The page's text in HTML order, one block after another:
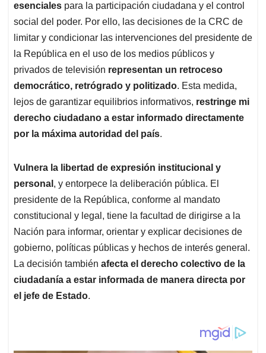
esenciales para la participación ciudadana y el control
social del poder. Por ello, las decisiones de la CRC de
limitar y condicionar las intervenciones del presidente de
la República en el uso de los medios públicos y
privados de televisión representan un retroceso
democrático, retrógrado y politizado. Esta medida,
lejos de garantizar equilibrios informativos, restringe mi
derecho ciudadano a estar informado directamente
por la máxima autoridad del país.
Vulnera la libertad de expresión institucional y
personal , y entorpece la deliberación pública. El
presidente de la República, conforme al mandato
constitucional y legal, tiene la facultad de dirigirse a la
Nación para informar, orientar y explicar decisiones de
gobierno, políticas públicas y hechos de interés general.
La decisión también afecta el derecho colectivo de la
ciudadanía a estar informada de manera directa por
el jefe de Estado.